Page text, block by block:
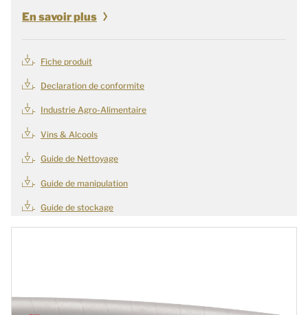
En savoir plus
Fiche produit
Declaration de conformite
Industrie Agro-Alimentaire
Vins & Alcools
Guide de Nettoyage
Guide de manipulation
Guide de stockage